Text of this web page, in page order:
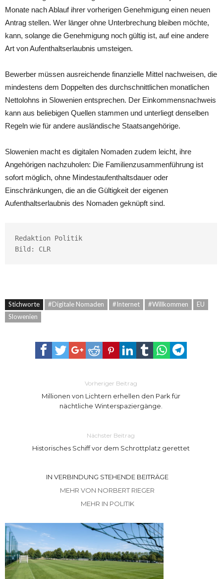
Monate nach Ablauf ihrer vorherigen Genehmigung einen neuen
Antrag stellen. Wer länger ohne Unterbrechung bleiben möchte,
kann, solange die Genehmigung noch gültig ist, auf eine andere
Art von Aufenthaltserlaubnis umsteigen.
Bewerber müssen ausreichende finanzielle Mittel nachweisen, die
mindestens dem Doppelten des durchschnittlichen monatlichen
Nettolohns in Slowenien entsprechen. Der Einkommensnachweis
kann aus beliebigen Quellen stammen und unterliegt denselben
Regeln wie für andere ausländische Staatsangehörige.
Slowenien macht es digitalen Nomaden zudem leicht, ihre
Angehörigen nachzuholen: Die Familienzusammenführung ist
sofort möglich, ohne Mindestaufenthaltsdauer oder
Einschränkungen, die an die Gültigkeit der eigenen
Aufenthaltserlaubnis des Nomaden geknüpft sind.
Redaktion Politik
Bild: CLR
Stichworte #Digitale Nomaden #Internet #Willkommen
EU
Slowenien
Vorheriger Beitrag
Millionen von Lichtern erhellen den Park für
nächtliche Winterspaziergänge.
Nächster Beitrag
Historisches Schiff vor dem Schrottplatz gerettet
IN VERBINDUNG STEHENDE BEITRÄGE
MEHR VON NORBERT RIEGER
MEHR IN POLITIK